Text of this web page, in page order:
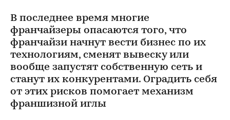
В последнее время многие
франчайзеры опасаются того, что
франчайзи начнут вести бизнес по их
технологиям, сменят вывеску или
вообще запустят собственную сеть и
станут их конкурентами. Оградить себя
от этих рисков помогает механизм
франшизной иглы